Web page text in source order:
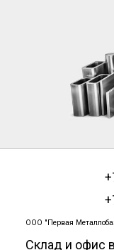
ООО "Первая
Склад и офис